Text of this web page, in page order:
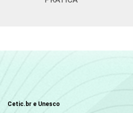
Cetic.br e Unesco